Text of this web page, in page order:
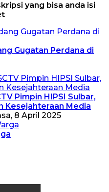
yang bisa anda isi
Gugatan Perdana di
Pimpin HIPSI Sulbar,
Kesejahteraan Media
8 April 2025